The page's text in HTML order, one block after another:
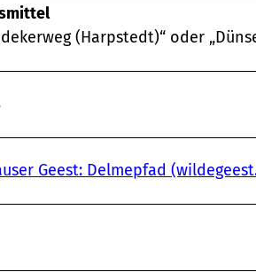
(Harpstedt)“ oder
Geest: Delmepfad